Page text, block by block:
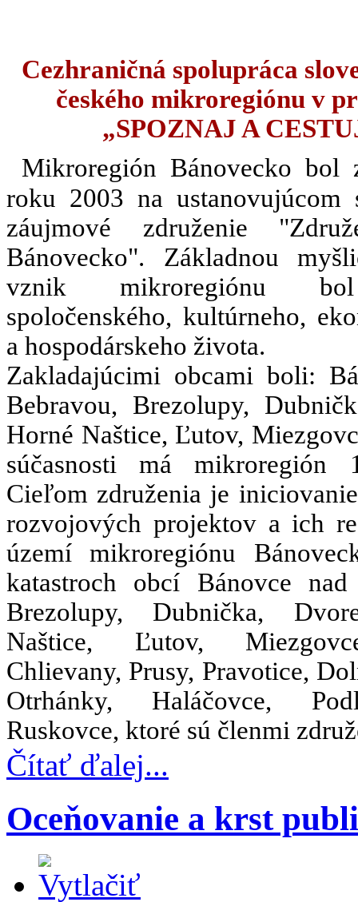
Cezhraničná spolupráca
českého mikroregiónu v
„SPOZNAJ A
Mikroregión Bánovecko bol
roku 2003 na ustanovujúcom
záujmové združenie
Bánovecko". Základnou
vznik mikroregiónu
spoločenského, kultúrneho,
a hospodárskeho života.
Zakladajúcimi obcami boli:
Bebravou, Brezolupy,
Horné Naštice, Ľutov,
súčasnosti má mikroregión
Cieľom združenia je
rozvojových projektov a ich
území mikroregiónu
katastroch obcí Bánovce nad
Brezolupy, Dubnička,
Naštice, Ľutov,
Chlievany, Prusy, Pravotice,
Otrhánky, Haláčovce,
Ruskovce, ktoré sú členmi
Čítať ďalej...
Oceňovanie a krst